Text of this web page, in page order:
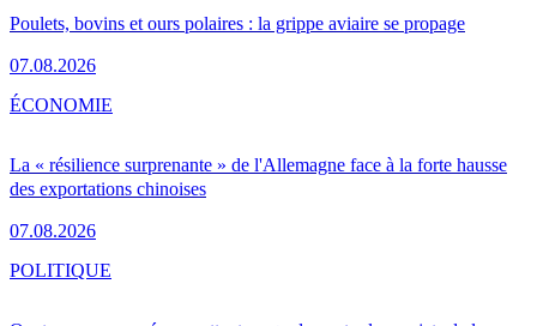
Poulets, bovins et ours polaires : la grippe aviaire se propage
07.08.2026
La « résilience surprenante » de l'Allemagne face à la forte hausse
des exportations chinoises
07.08.2026
ÉCONOMIE
POLITIQUE